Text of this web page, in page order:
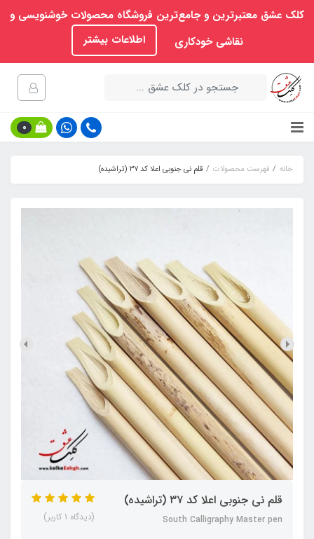
کلک عشق معتبرترین و جامع‌ترین فروشگاه محصولات خوشنویسی و
نقاشی خودکاری
اطلاعات بیشتر
0
خانه فهرست محصولات قلم نی جنوبی اعلا کد ۳۷ (تراشیده)
قلم نی جنوبی اعلا کد ۳۷ (تراشیده)
South Calligraphy Master pen (دیدگاه 1 کاربر)